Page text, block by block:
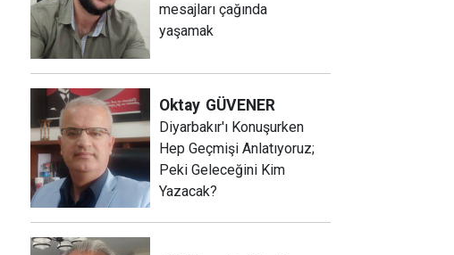
mesajları çağında
yaşamak
Oktay GÜVENER
Diyarbakır'ı Konuşurken
Hep Geçmişi Anlatıyoruz;
Peki Geleceğini Kim
Yazacak?